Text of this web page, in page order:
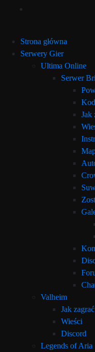
Strona główna
Serwery Gier
Ultima Online
Serwer
Jak
Valheim
Jak zagrać
Wieści
Discord
Legends of Aria